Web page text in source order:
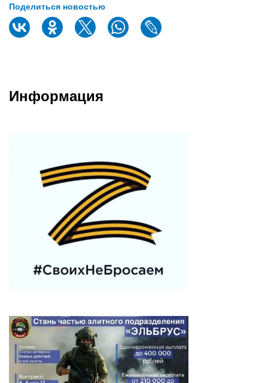
Поделиться новостью
Информация